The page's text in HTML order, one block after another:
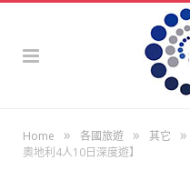
Home » 各國旅遊 » 其它 »
奧地利4人10日深度遊】